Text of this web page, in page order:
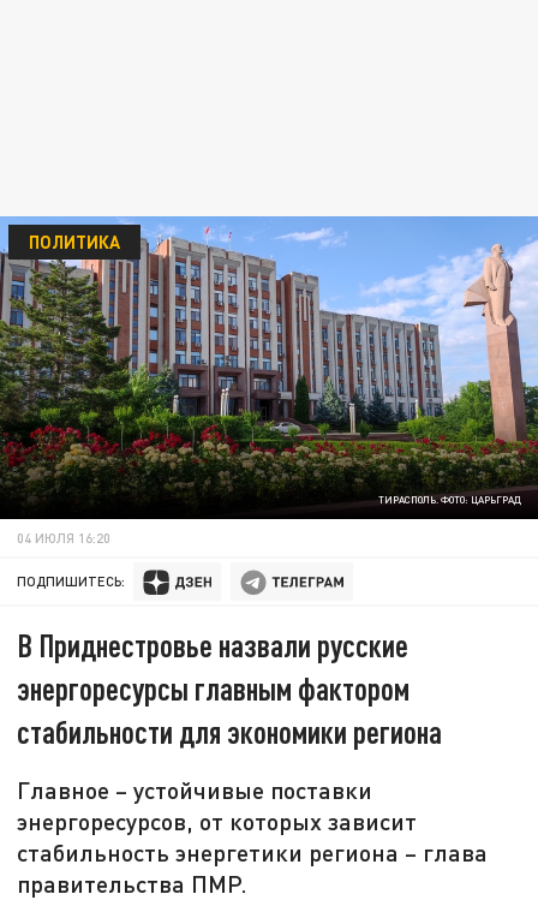
ТИРАСПОЛЬ. ФОТО: ЦАРЬГРАД
ПОЛИТИКА
04 ИЮЛЯ 16:20
ПОДПИШИТЕСЬ:
В Приднестровье назвали русские
энергоресурсы главным фактором
стабильности для экономики региона
Главное – устойчивые поставки
энергоресурсов, от которых зависит
стабильность энергетики региона – глава
правительства ПМР.